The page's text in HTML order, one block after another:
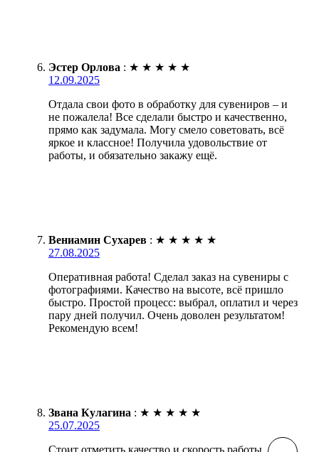
Эстер Орлова : ★ ★ ★ ★ ★
12.09.2025
Отдала свои фото в обработку для сувениров – и
не пожалела! Все сделали быстро и качественно,
прямо как задумала. Могу смело советовать, всё
яркое и классное! Получила удовольствие от
работы, и обязательно закажу ещё.
Вениамин Сухарев : ★ ★ ★ ★ ★
27.08.2025
Оперативная работа! Сделал заказ на сувениры с
фотографиями. Качество на высоте, всё пришло
быстро. Простой процесс: выбрал, оплатил и через
пару дней получил. Очень доволен результатом!
Рекомендую всем!
Звана Кулагина : ★ ★ ★ ★ ★
25.07.2025
Стоит отметить качество и скорость работы.